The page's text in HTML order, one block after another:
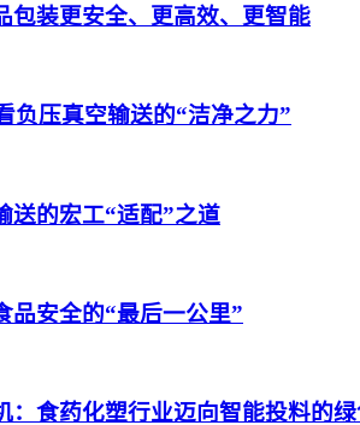
包装更安全、更高效、更智能
负压真空输送的“洁净之力”
送的宏工“适配”之道
品安全的“最后一公里”
：食药化塑行业迈向智能投料的